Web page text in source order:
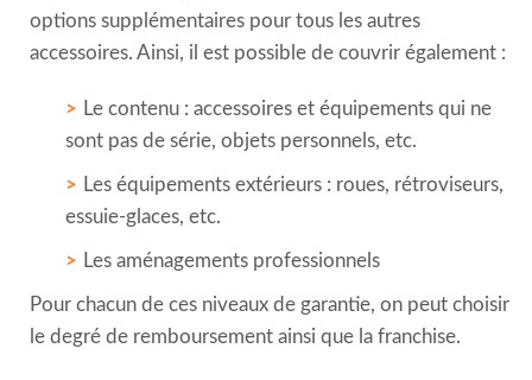
options supplémentaires pour tous les autres
accessoires. Ainsi, il est possible de couvrir également :
Le contenu : accessoires et équipements qui ne
sont pas de série, objets personnels, etc.
Les équipements extérieurs : roues, rétroviseurs,
essuie-glaces, etc.
Les aménagements professionnels
Pour chacun de ces niveaux de garantie, on peut choisir
le degré de remboursement ainsi que la franchise.